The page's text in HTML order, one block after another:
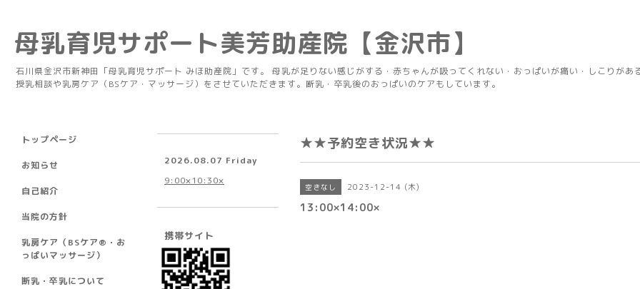
母乳育児サポート美芳助産院【金沢市】
石川県金沢市新神田「母乳育児サポート みほ助産院」です。 母乳が足りない感じがする・赤ちゃんが吸ってくれない・おっぱいが痛い・しこりがあ
授乳相談や乳房ケア（BSケア・マッサージ）をさせていただきます。断乳・卒乳後のおっぱいのケアもしています。
★★予約空き状況★★
空きなし 2023-12-14 (木)
13:00×14:00×
トップページ
お知らせ
自己紹介
当院の方針
乳房ケア（BSケア®︎・お
っぱいマッサージ）
断乳・卒乳について
2026.08.07 Friday
9:00×10:30×
携帯サイト